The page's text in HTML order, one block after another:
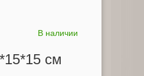
В наличии
см